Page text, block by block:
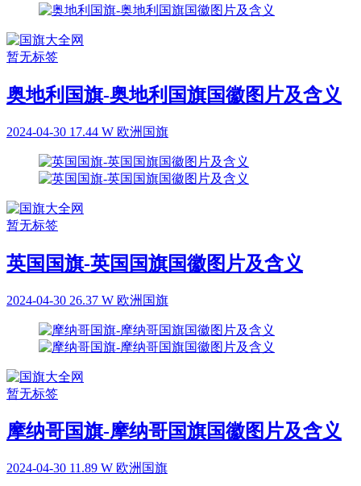
暂无标签
奥地利国旗-奥地利国旗国徽图片及含义
2024-04-30 17.44 W 欧洲国旗
暂无标签
英国国旗-英国国旗国徽图片及含义
2024-04-30 26.37 W 欧洲国旗
暂无标签
摩纳哥国旗-摩纳哥国旗国徽图片及含义
2024-04-30 11.89 W 欧洲国旗